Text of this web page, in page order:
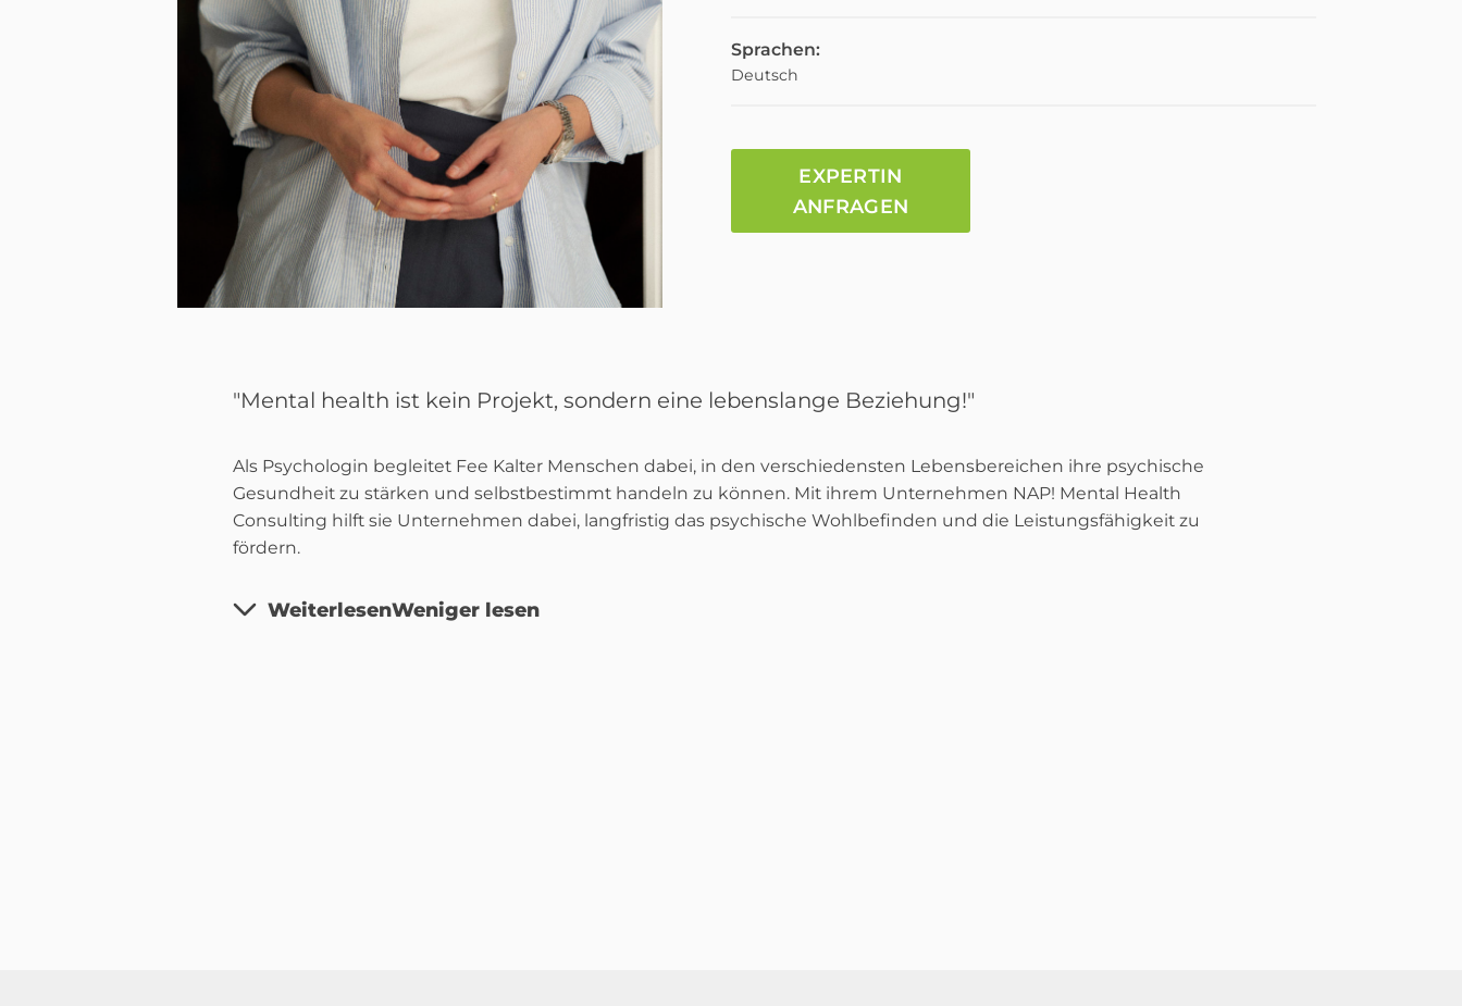
Sprachen:
Deutsch
EXPERTIN
ANFRAGEN
"Mental health ist kein Projekt, sondern eine lebenslange Beziehung!"
Als Psychologin begleitet Fee Kalter Menschen dabei, in den verschiedensten Lebensbereichen ihre psychische
Gesundheit zu stärken und selbstbestimmt handeln zu können. Mit ihrem Unternehmen NAP! Mental Health
Consulting hilft sie Unternehmen dabei, langfristig das psychische Wohlbefinden und die Leistungsfähigkeit zu
fördern.
WeiterlesenWeniger lesen